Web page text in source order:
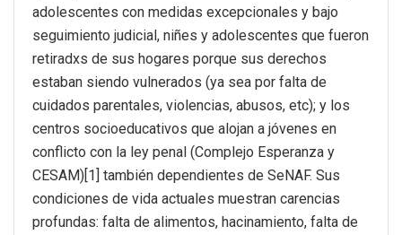
adolescentes con medidas excepcionales y bajo
seguimiento judicial, niñes y adolescentes que fueron
retiradxs de sus hogares porque sus derechos
estaban siendo vulnerados (ya sea por falta de
cuidados parentales, violencias, abusos, etc); y los
centros socioeducativos que alojan a jóvenes en
conflicto con la ley penal (Complejo Esperanza y
CESAM)[1] también dependientes de SeNAF. Sus
condiciones de vida actuales muestran carencias
profundas: falta de alimentos, hacinamiento, falta de